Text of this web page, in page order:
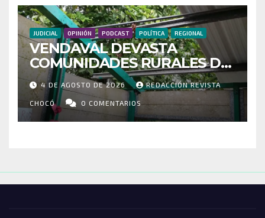
JUDICIAL OPINIÓN PODCAST POLÍTICA REGIONAL
VENDAVAL DEVASTA
COMUNIDADES RURALES DE
RIOSUCIO: ESCUELAS,
VIVIENDAS Y CEMENTERIO
ENTRE LOS AFECTADOS
4 DE AGOSTO DE 2026 REDACCIÓN REVISTA
CHOCÓ 0 COMENTARIOS